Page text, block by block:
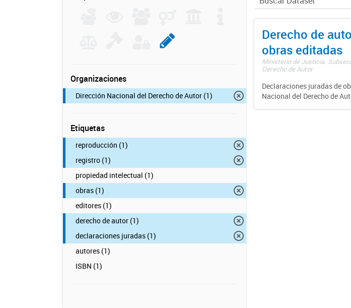
Organizaciones
Dirección Nacional del Derecho de Autor (1)
Etiquetas
reproducción (1)
registro (1)
propiedad intelectual (1)
obras (1)
editores (1)
derecho de autor (1)
declaraciones juradas (1)
autores (1)
ISBN (1)
Derecho de
obras editadas
Ministerio de Justicia.
Derecho de Autor
Declaraciones juradas de
Nacional del Derecho de